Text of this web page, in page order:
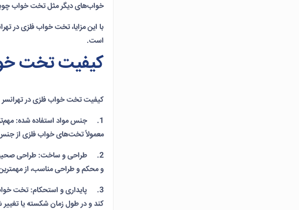
خواب‌های دیگر مثل تخت خواب
با این مزایا،تخت خواب فلزی در
است.
کیفیت تخت
کیفیتتخت خواب فلزی در تهرانسر
1. جنس مواد استفاده شده:
معمولاً تخت‌های خواب فلزی از جنس
2. طراحی و ساخت: طراحی صحیح
و محکم و طراحی مناسب، از
3. پایداری و استحکام: تخت خواب
کند و در طول زمان شکسته یا